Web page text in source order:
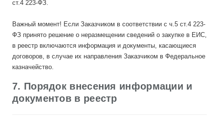
ст.4 223-ФЗ.
Важный момент! Если Заказчиком в соответствии с ч.5 ст.4 223-
ФЗ принято решение о неразмещении сведений о закупке в ЕИС,
в реестр включаются информация и документы, касающиеся
договоров, в случае их направления Заказчиком в Федеральное
казначейство.
7. Порядок внесения информации и
документов в реестр